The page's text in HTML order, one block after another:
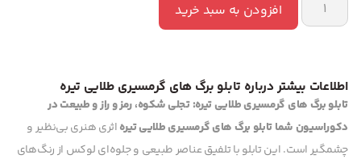
افزودن به سبد خرید
اطلاعات بیشتر درباره تابلو برگ های گرمسیری طلایی تیره
تابلو برگ های گرمسیری طلایی تیره: تجلی شکوه، رمز و راز و طبیعت در
دکوراسیون شماتابلو برگ های گرمسیری طلایی تیرهاثری هنری بی‌نظیر و
چشمگیر است. این تابلو با تلفیق عناصر طبیعی و جلوه‌ای لوکس از رنگ‌های